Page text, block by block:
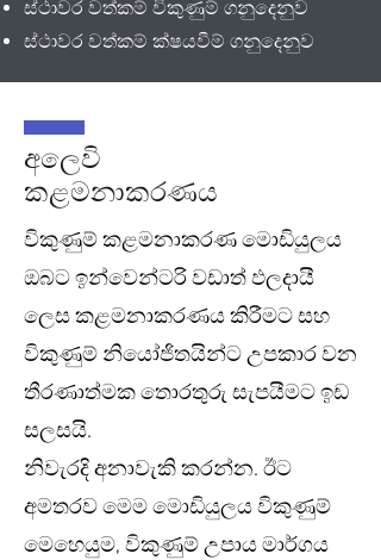
ස්ථාවර වත්කම් විකුණුම් ගනුදෙනුව
ස්ථාවර වත්කම් ක්ෂයවීම් ගනුදෙනුව
අලෙවි
කළමනාකරණය
විකුණුම් කළමනාකරණ මොඩියුලය
ඔබට ඉන්වෙන්ටරි වඩාත් ඵලදායී
ලෙස කළමනාකරණය කිරීමට සහ
විකුණුම් නියෝජිතයින්ට උපකාර වන
තීරණාත්මක තොරතුරු සැපයීමට ඉඩ
සලසයි.
නිවැරදි අනාවැකි කරන්න. ඊට
අමතරව මෙම මොඩියුලය විකුණුම්
මෙහෙයුම, විකුණුම් උපාය මාර්ගය